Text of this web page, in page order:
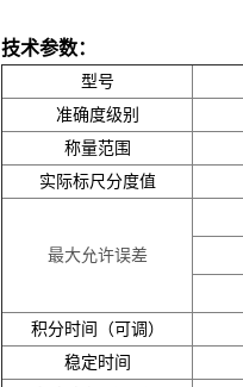
技术参数：
型号
准确度级别
称量范围
实际标尺分度值
最大允许误差
积分时间（可调）
稳定时间